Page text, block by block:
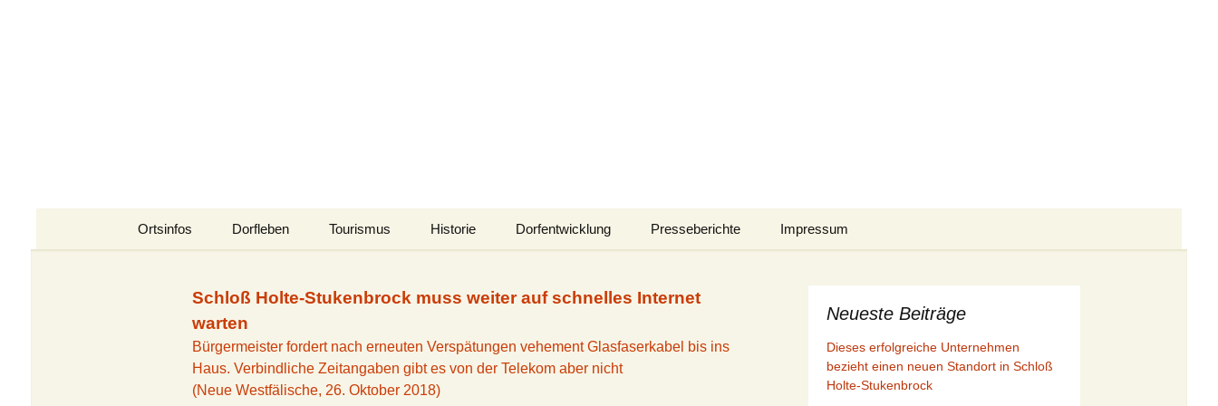
Ortsinfos
Die A33 im Wandel
Dorfleben
Jahresverlauf
Karneval
Osterfeuer
EmsRenner
Tourismus
Ems-Erlebniswelt
Safariland
Historie
spannende Zeitreise
Trailer zum Film
Dorfentwicklung
Dorfentwicklungskonzept
Presseberichte
Presseberichte II/2026
Presseberichte III/2026
Presseberichte I/2025
Presseberichte II/2025
Presseberichte III/2025
Presseberichte 2024 Presseberichte I/2024
Presseberichte II/2024
Presseberichte I/2023
Impressum
Schloß Holte-Stukenbrock muss weiter auf schnelles Internet
warten
Bürgermeister fordert nach erneuten Verspätungen vehement Glasfaserkabel bis ins
Haus. Verbindliche Zeitangaben gibt es von der Telekom aber nicht
(Neue Westfälische, 26. Oktober 2018)
Neueste Beiträge
Dieses erfolgreiche Unternehmen
bezieht einen neuen Standort in Schloß
Holte-Stukenbrock